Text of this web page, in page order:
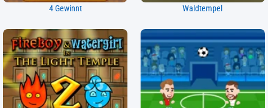
4 Gewinnt Waldtempel